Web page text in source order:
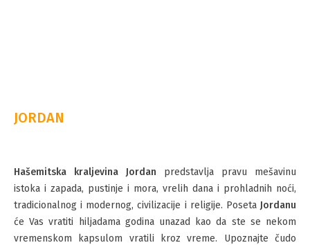
JORDAN
Hašemitska kraljevina Jordan predstavlja pravu mešavinu
istoka i zapada, pustinje i mora, vrelih dana i prohladnih noći,
tradicionalnog i modernog, civilizacije i religije. Poseta Jordanu
će Vas vratiti hiljadama godina unazad kao da ste se nekom
vremenskom kapsulom vratili kroz vreme. Upoznajte čudo